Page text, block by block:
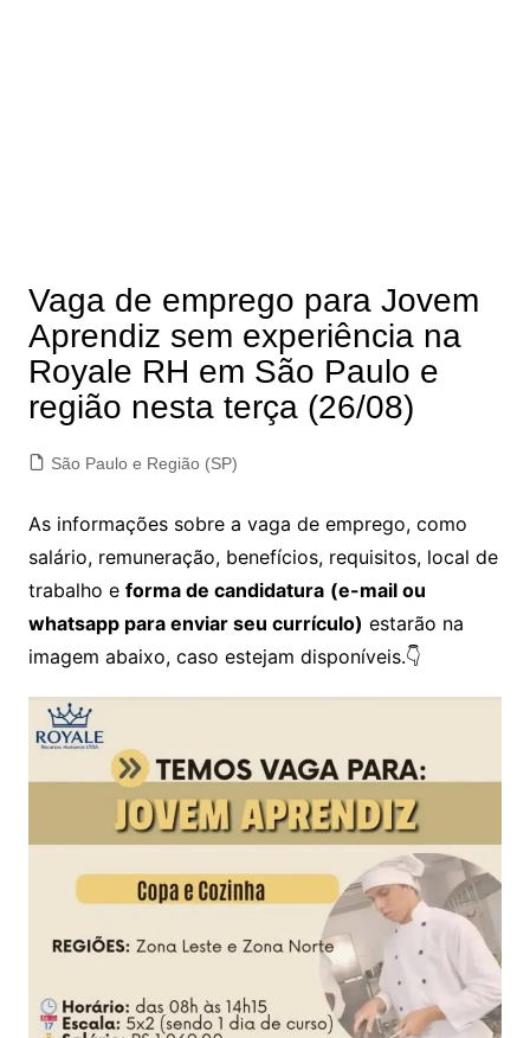
Vaga de emprego para Jovem
Aprendiz sem experiência na
Royale RH em São Paulo e
região nesta terça (26/08)
São Paulo e Região (SP)
As informações sobre a vaga de emprego, como
salário, remuneração, benefícios, requisitos, local de
trabalho e forma de candidatura (e-mail ou
whatsapp para enviar seu currículo) estarão na
imagem abaixo, caso estejam disponíveis.👇